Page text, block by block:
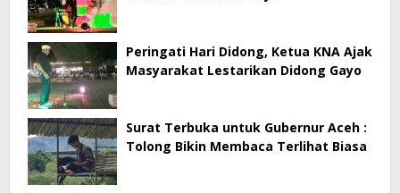
Peringati Hari Didong, Ketua KNA Ajak
Masyarakat Lestarikan Didong Gayo
Surat Terbuka untuk Gubernur Aceh :
Tolong Bikin Membaca Terlihat Biasa